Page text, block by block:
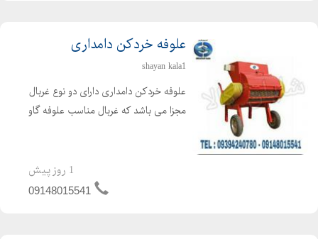
علوفه خردکن دامداری
shayan kala1
علوفه خردکن دامداری دارای دو نوع غربال
مجزا می باشد که غربال مناسب علوفه گاو
تیغه های تعبیه شده ثابت در بدنه و تیغه
1 روز پیش
09148015541